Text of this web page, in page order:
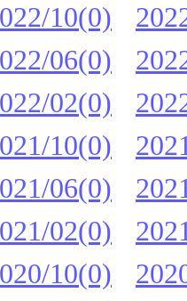
10(0)
06(0)
02(0)
10(0)
06(0)
02(0)
10(0)